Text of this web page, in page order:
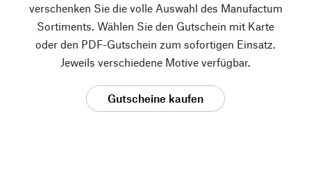
verschenken Sie die volle Auswahl des Manufactum
Sortiments. Wählen Sie den Gutschein mit Karte
oder den PDF-Gutschein zum sofortigen Einsatz.
Jeweils verschiedene Motive verfügbar.
Gutscheine kaufen